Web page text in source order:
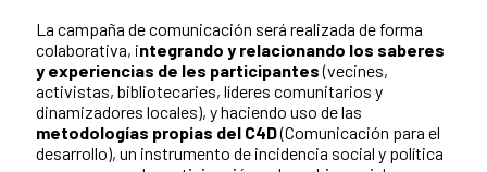
La campaña de comunicación será realizada de forma
colaborativa, integrando y relacionando los saberes
y experiencias de les participantes(vecines,
activistas, bibliotecaries, líderes comunitarios y
dinamizadores locales), y haciendo uso de las
metodologías propias del C4D(Comunicación para el
desarrollo), un instrumento de incidencia social y política